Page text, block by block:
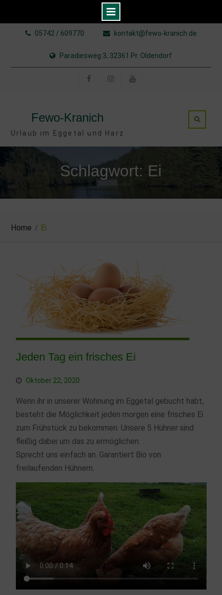
05742 / 609770 kontakt@fewo-kranich.de
Paradiesweg 3, 32361 Pr. Oldendorf
Fewo-Kranich
Urlaub im Eggetal und Harz
Schlagwort: Ei
Home Ei
Jeden Tag ein frisches Ei
Oktober 22, 2020
Wenn ihr in unserer Wohnung im Eggetal gebucht habt,
besteht die Möglichkeit jeden morgen eine frisches Ei
zum Frühstück zu bekommen. Unsere 5 Hühner sind
fleißig dabei um das zu ermöglichen.
Sprecht uns einfach an. Garantiert Bio von
freilaufenden Hühnern.